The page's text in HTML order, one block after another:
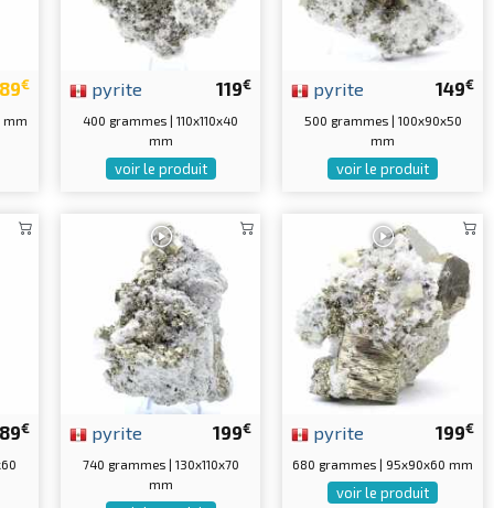
89€
mm
119€
pyrite
400 grammes | 110x110x40
mm
voir le produit
149€
pyrite
500 grammes | 100x90x50
mm
voir le produit
€ 199€
pyrite
740 grammes | 130x110x70
mm
199€
pyrite
680 grammes | 95x90x60 mm
voir le produit